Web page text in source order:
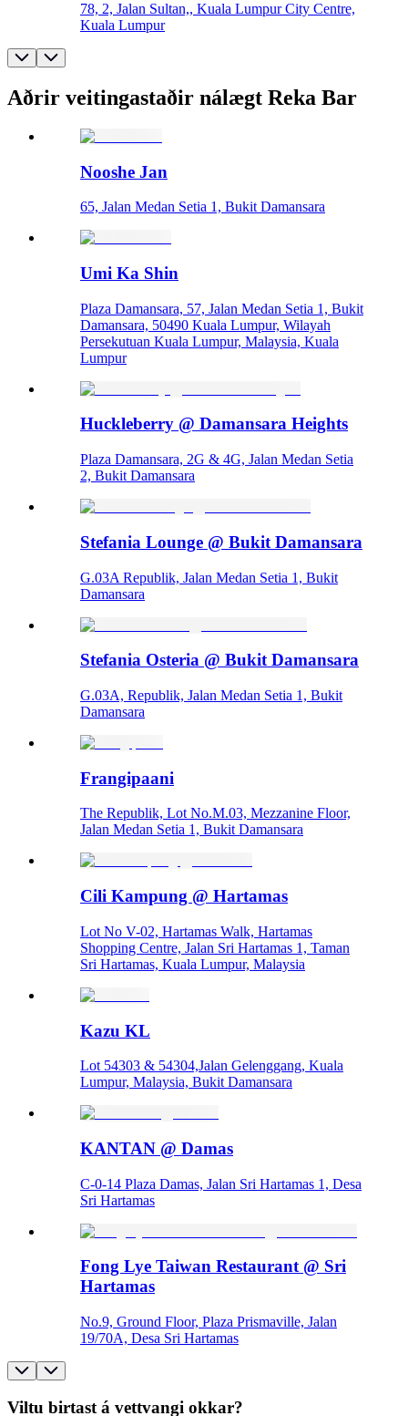
78, 2, Jalan Sultan,, Kuala Lumpur City Centre,
Kuala Lumpur
Aðrir veitingastaðir nálægt Reka Bar
Nooshe Jan
65, Jalan Medan Setia 1, Bukit Damansara
Umi Ka Shin
Plaza Damansara, 57, Jalan Medan Setia 1, Bukit
Damansara, 50490 Kuala Lumpur, Wilayah
Persekutuan Kuala Lumpur, Malaysia, Kuala
Lumpur
Huckleberry @ Damansara Heights
Plaza Damansara, 2G & 4G, Jalan Medan Setia
2, Bukit Damansara
Stefania Lounge @ Bukit Damansara
G.03A Republik, Jalan Medan Setia 1, Bukit
Damansara
Stefania Osteria @ Bukit Damansara
G.03A, Republik, Jalan Medan Setia 1, Bukit
Damansara
Frangipaani
The Republik, Lot No.M.03, Mezzanine Floor,
Jalan Medan Setia 1, Bukit Damansara
Cili Kampung @ Hartamas
Lot No V-02, Hartamas Walk, Hartamas
Shopping Centre, Jalan Sri Hartamas 1, Taman
Sri Hartamas, Kuala Lumpur, Malaysia
Kazu KL
Lot 54303 & 54304,Jalan Gelenggang, Kuala
Lumpur, Malaysia, Bukit Damansara
KANTAN @ Damas
C-0-14 Plaza Damas, Jalan Sri Hartamas 1, Desa
Sri Hartamas
Fong Lye Taiwan Restaurant @ Sri
Hartamas
No.9, Ground Floor, Plaza Prismaville, Jalan
19/70A, Desa Sri Hartamas
Viltu birtast á vettvangi okkar?